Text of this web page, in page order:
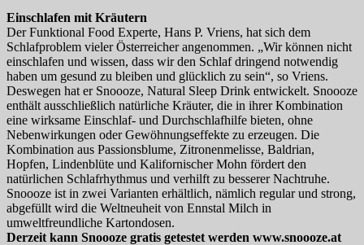
Einschlafen mit Kräutern
Der Funktional Food Experte, Hans P. Vriens, hat sich dem
Schlafproblem vieler Österreicher angenommen. „Wir können nicht
einschlafen und wissen, dass wir den Schlaf dringend notwendig
haben um gesund zu bleiben und glücklich zu sein“, so Vriens.
Deswegen hat er Snoooze, Natural Sleep Drink entwickelt. Snoooze
enthält ausschließlich natürliche Kräuter, die in ihrer Kombination
eine wirksame Einschlaf- und Durchschlafhilfe bieten, ohne
Nebenwirkungen oder Gewöhnungseffekte zu erzeugen. Die
Kombination aus Passionsblume, Zitronenmelisse, Baldrian,
Hopfen, Lindenblüte und Kalifornischer Mohn fördert den
natürlichen Schlafrhythmus und verhilft zu besserer Nachtruhe.
Snoooze ist in zwei Varianten erhältlich, nämlich regular und strong,
abgefüllt wird die Weltneuheit von Ennstal Milch in
umweltfreundliche Kartondosen.
Derzeit kann Snoooze gratis getestet werden www.snoooze.at